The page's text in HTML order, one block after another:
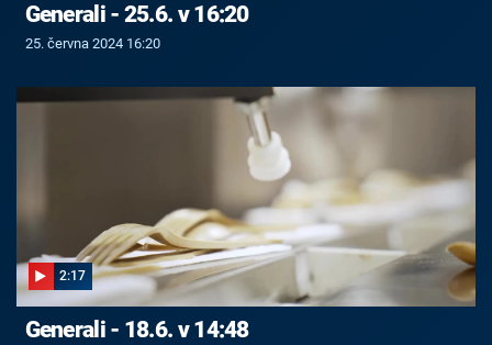
Generali - 25.6. v 16:20
25. června 2024 16:20
2:17
Generali - 18.6. v 14:48